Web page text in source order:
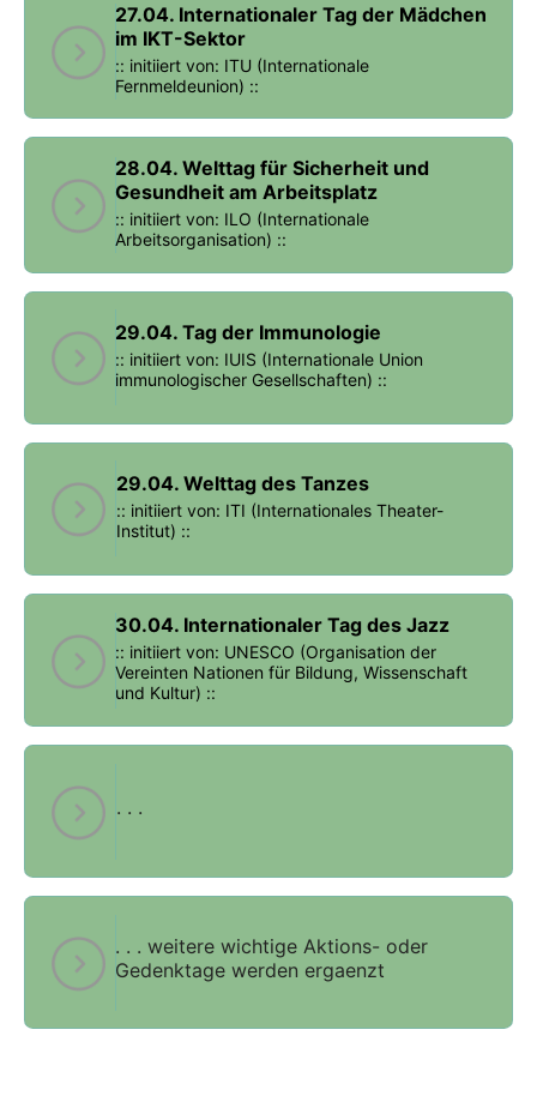
27.04. Internationaler Tag der Mädchen
im IKT-Sektor
:: initiiert von: ITU (Internationale
Fernmeldeunion) ::
28.04. Welttag für Sicherheit und
Gesundheit am Arbeitsplatz
:: initiiert von: ILO (Internationale
Arbeitsorganisation) ::
29.04. Tag der Immunologie
:: initiiert von: IUIS (Internationale Union
immunologischer Gesellschaften) ::
29.04. Welttag des Tanzes
:: initiiert von: ITI (Internationales Theater-
Institut) ::
30.04. Internationaler Tag des Jazz
:: initiiert von: UNESCO (Organisation der
Vereinten Nationen für Bildung, Wissenschaft
und Kultur) ::
. . .
. . . weitere wichtige Aktions- oder
Gedenktage werden ergaenzt